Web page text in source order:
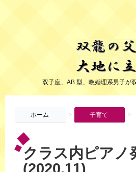
双子座、AB 型、晩婚理系男子が
ホーム > 子育て >
クラス内ピアノ
(2020.11)